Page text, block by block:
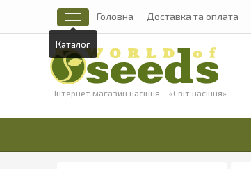
Головна Доставка та оплата
Інтернет магазин насіння - «Світ насіння»